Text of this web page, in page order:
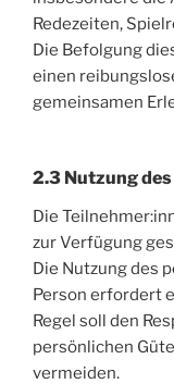
Redezeiten,
Die Befolgung
einen
gemeinsamen
2.3 Nutzung
Die
zur Verfügung
Die Nutzung des
Person erfordert
Regel soll den
persönlichen
vermeiden.